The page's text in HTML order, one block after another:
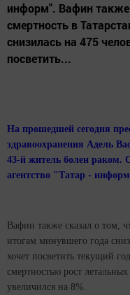
информ". Вафин
смертность в
снизилась на 475
посветить...
На прошедшей сегодня
здравоохранения Адель
43-й житель болен раком.
агентство "Татар - информ
Вафин также сказал о том,
итогам минувшего года
хочет посветить текущий
смертностью рост
увеличился на 8%.